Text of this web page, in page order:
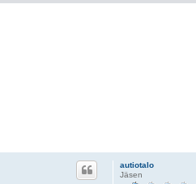
autiotalo
Jäsen